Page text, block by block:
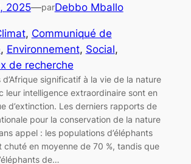
2025—parDebbo Mballo
, Communiqué de
, Environnement, Social
de recherche
d’Afrique significatif à la vie de la nature
leur intelligence extraordinaire sont en
d’extinction. Les derniers rapports de
pour la conservation de la nature
appel : les populations d’éléphants
chuté en moyenne de 70 %, tandis que
de…